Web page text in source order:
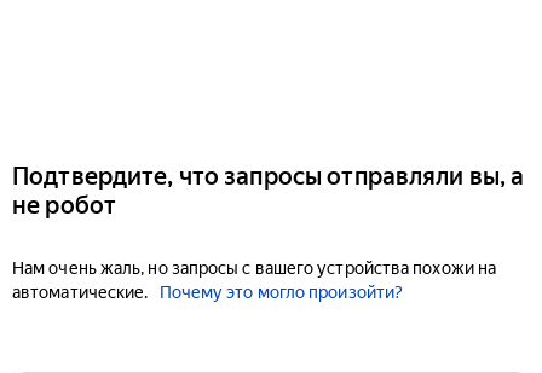
Подтвердите, что запросы отправляли вы, а
не робот
Нам очень жаль, но запросы с вашего устройства похожи на
автоматические.
Почему это могло произойти?